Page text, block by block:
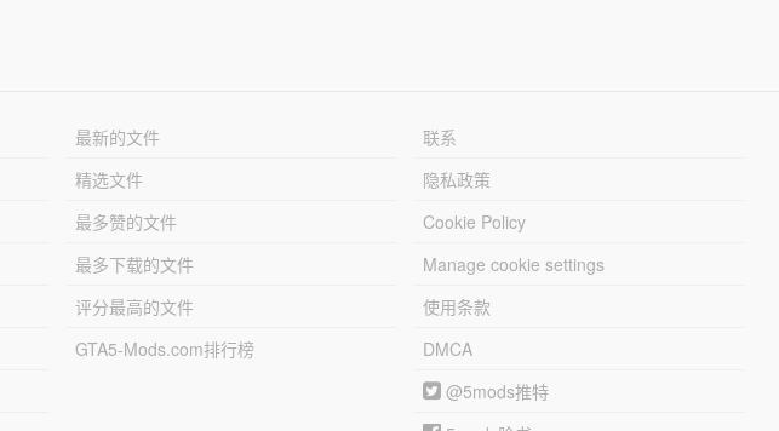
最新的文件
精选文件
最多赞的文件
最多下载的文件
评分最高的文件
GTA5-Mods.com排行榜
联系
隐私政策
Cookie Policy
Manage cookie settings
使用条款
DMCA
@5mods推特